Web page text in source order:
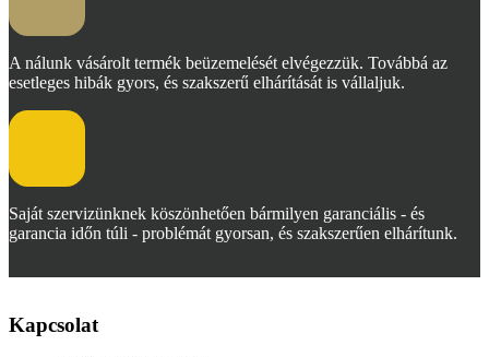
A nálunk vásárolt termék beüzemelését elvégezzük. Továbbá az
esetleges hibák gyors, és szakszerű elhárítását is vállaljuk.
Saját szervizünknek köszönhetően bármilyen garanciális - és
garancia időn túli - problémát gyorsan, és szakszerűen elhárítunk.
Kapcsolat